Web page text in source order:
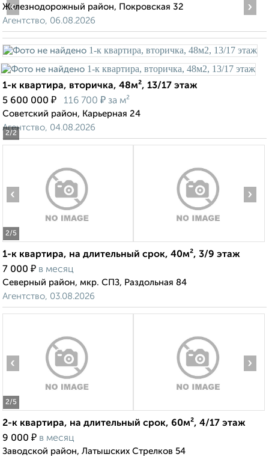
Железнодорожный район, Покровская 32
Агентство, 06.08.2026
2/2
‹ ›
1-к квартира, вторичка, 48м², 13/17 этаж
5 600 000 ₽ 116 700 ₽ за м²
Советский район, Карьерная 24
Агентство, 04.08.2026
2/5
‹ ›
1-к квартира, на длительный срок, 40м², 3/9 этаж
7 000 ₽ в месяц
Северный район, мкр. СПЗ, Раздольная 84
Агентство, 03.08.2026
2/5
‹ ›
2-к квартира, на длительный срок, 60м², 4/17 этаж
9 000 ₽ в месяц
Заводской район, Латышских Стрелков 54